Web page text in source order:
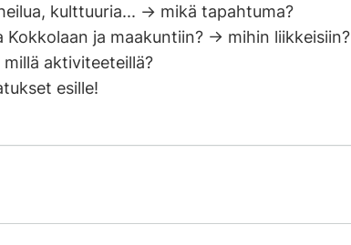
kulttuuria... -> mikä tapahtuma?
Kokkolaan ja maakuntiin? -> mihin liikkeisiin?
aktiviteeteillä?
esille!